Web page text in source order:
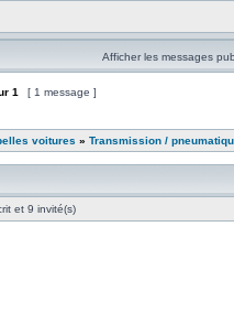
Afficher les messages
1 [ 1 message ]
voitures » Transmission /
et 9 invité(s)